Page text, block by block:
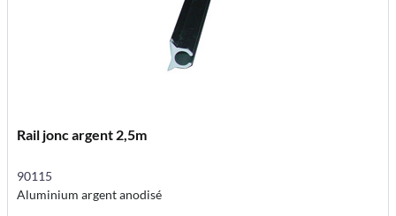
Rail jonc argent 2,5m
90115
Aluminium argent anodisé